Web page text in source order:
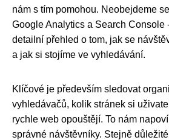
nám s tím pomohou. Neobejdeme
Google Analytics a Search Console
detailní přehled o tom, jak se
a jak si stojíme ve vyhledávání.
Klíčové je především sledovat
vyhledávačů, kolik stránek si
rychle web opouštějí. To nám
správné návštěvníky. Stejně